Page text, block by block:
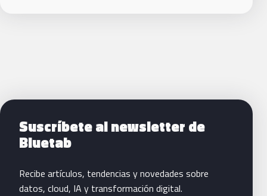
Siguientes pasos con Bluetab
Suscríbete al newsletter de
Bluetab
Recibe artículos, tendencias y novedades sobre
datos, cloud, IA y transformación digital.